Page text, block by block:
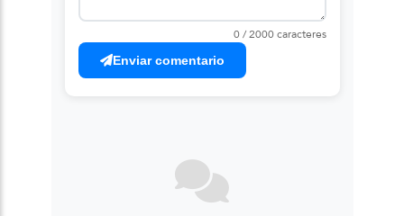
0 / 2000 caracteres
Enviar comentario